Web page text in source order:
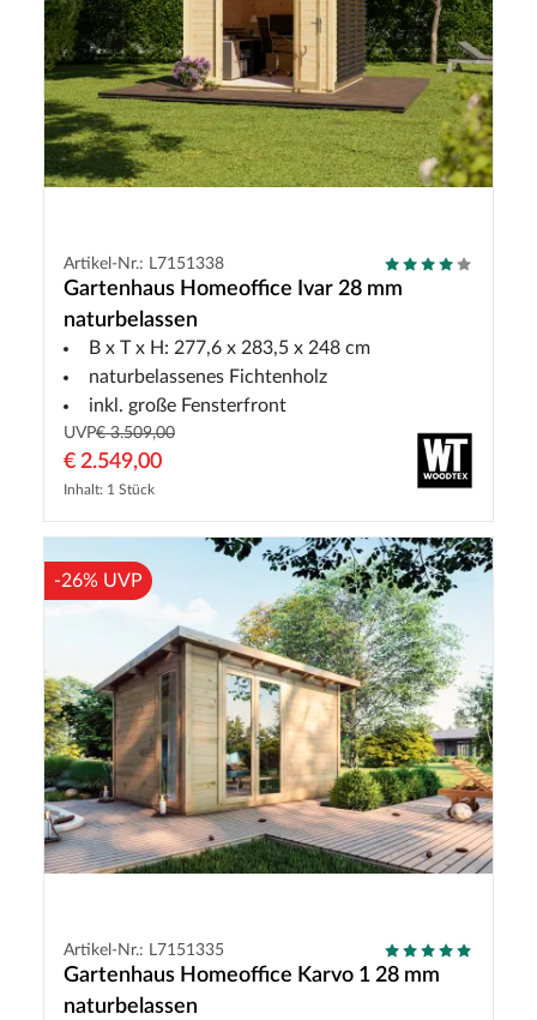
Artikel-Nr.: L7151338
Gartenhaus Homeoffice Ivar 28 mm
naturbelassen
B x T x H: 277,6 x 283,5 x 248 cm
naturbelassenes Fichtenholz
inkl. große Fensterfront
UVP€ 3.509,00
€ 2.549,00
Inhalt: 1 Stück
-26% UVP
Artikel-Nr.: L7151335
Gartenhaus Homeoffice Karvo 1 28 mm
naturbelassen